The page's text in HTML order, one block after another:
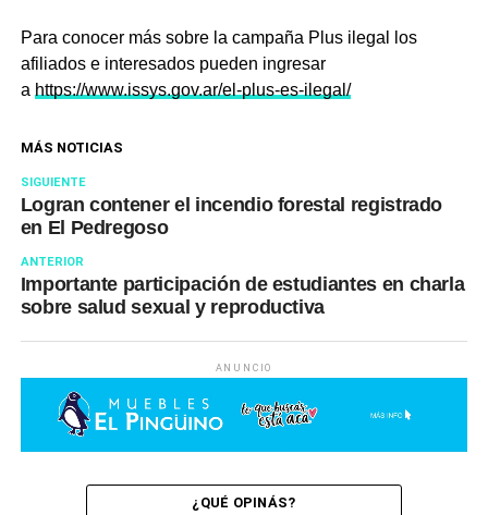
Para conocer más sobre la campaña Plus ilegal los
afiliados e interesados pueden ingresar
a https://www.issys.gov.ar/el-plus-es-ilegal/
MÁS NOTICIAS
SIGUIENTE
Logran contener el incendio forestal registrado
en El Pedregoso
ANTERIOR
Importante participación de estudiantes en charla
sobre salud sexual y reproductiva
ANUNCIO
¿QUÉ OPINÁS?